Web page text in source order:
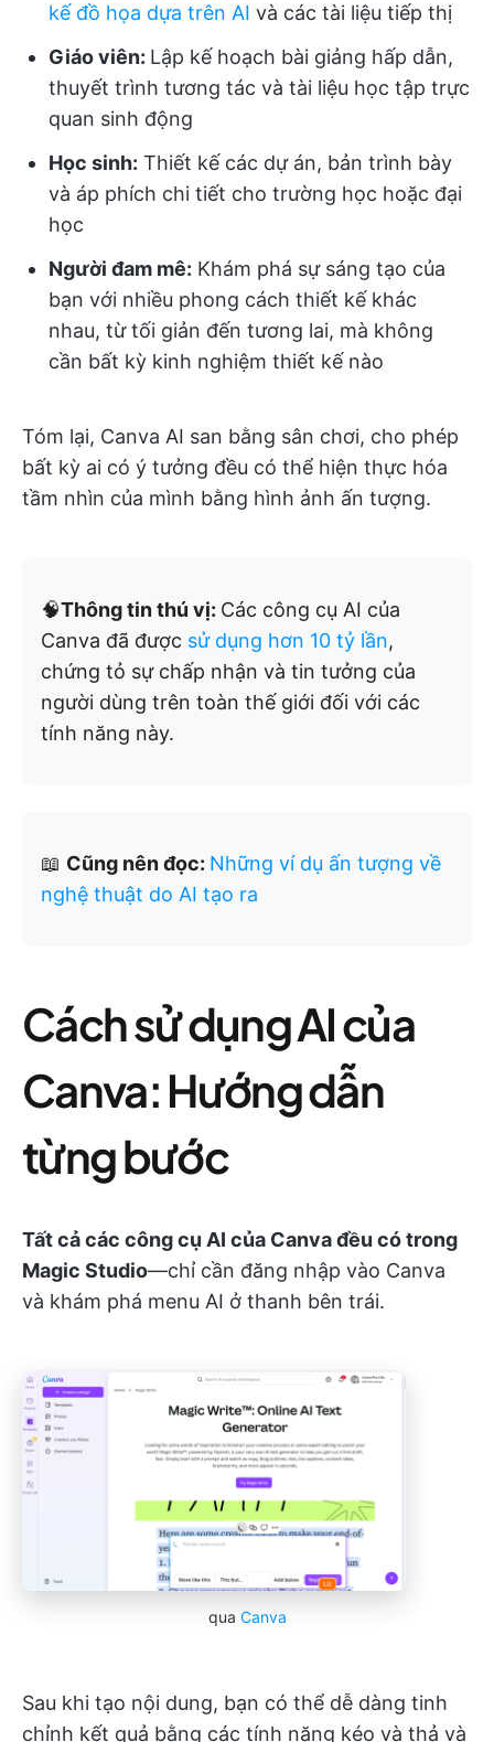
kế đồ họa dựa trên AI và các tài liệu tiếp thị
Giáo viên: Lập kế hoạch bài giảng hấp dẫn,
thuyết trình tương tác và tài liệu học tập trực
quan sinh động
Học sinh: Thiết kế các dự án, bản trình bày
và áp phích chi tiết cho trường học hoặc đại
học
Người đam mê: Khám phá sự sáng tạo của
bạn với nhiều phong cách thiết kế khác
nhau, từ tối giản đến tương lai, mà không
cần bất kỳ kinh nghiệm thiết kế nào
Tóm lại, Canva AI san bằng sân chơi, cho phép
bất kỳ ai có ý tưởng đều có thể hiện thực hóa
tầm nhìn của mình bằng hình ảnh ấn tượng.
🧠Thông tin thú vị: Các công cụ AI của
Canva đã được sử dụng hơn 10 tỷ lần,
chứng tỏ sự chấp nhận và tin tưởng của
người dùng trên toàn thế giới đối với các
tính năng này.
📖 Cũng nên đọc: Những ví dụ ấn tượng về
nghệ thuật do AI tạo ra
Cách sử dụng AI của
Canva: Hướng dẫn
từng bước
Tất cả các công cụ AI của Canva đều có trong
Magic Studio—chỉ cần đăng nhập vào Canva
và khám phá menu AI ở thanh bên trái.
qua Canva
Sau khi tạo nội dung, bạn có thể dễ dàng tinh
chỉnh kết quả bằng các tính năng kéo và thả và